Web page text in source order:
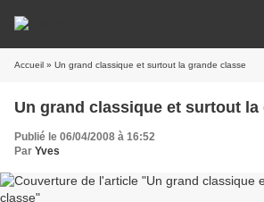
Accueil » Un grand classique et surtout la grande classe
Un grand classique et surtout la
Publié le 06/04/2008 à 16:52
Par Yves